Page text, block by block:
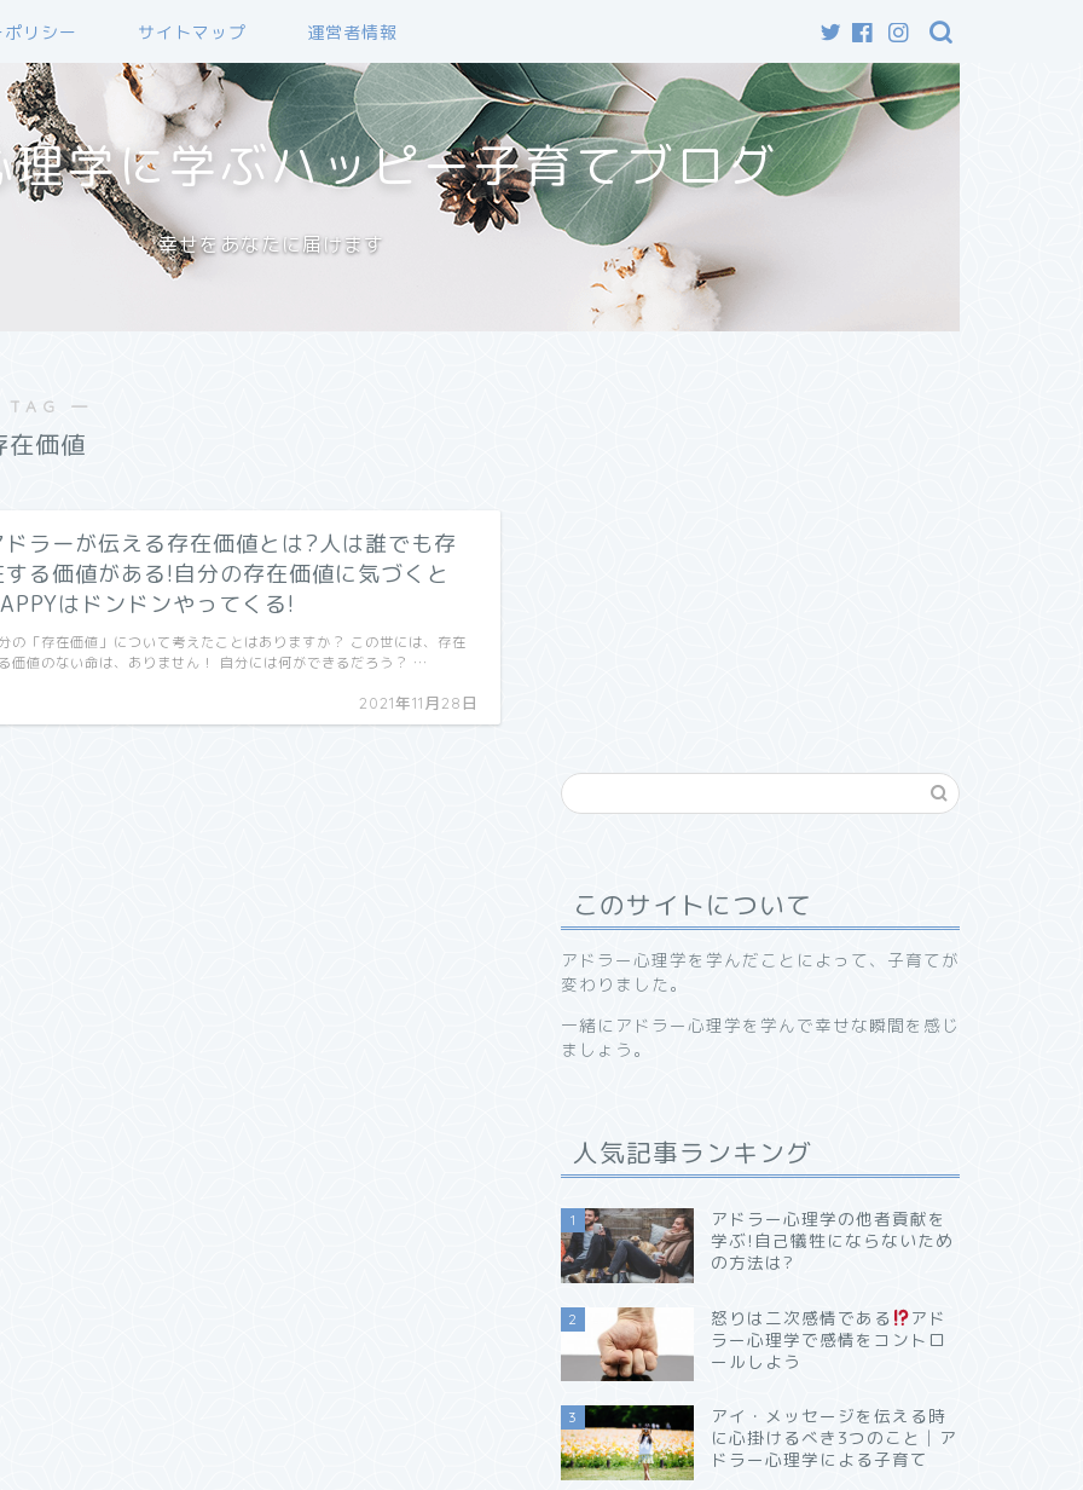
リシー サイトマップ 運営者情報
理学に学ぶハッピー子育てブログ
幸せをあなたに届けます
―
在価値
ドラーが伝える存在価値とは?人は誰でも存
する価値がある!自分の存在価値に気づくと
はドンドンやってくる!
2021年11月28日
の「存在価値」について考えたことはありますか？ この世には、存在
価値のない命は、ありません！ 自分には何ができるだろう？ …
このサイトについて
アドラー心理学を学んだことによって、子育てが
変わりました。
一緒にアドラー心理学を学んで幸せな瞬間を感じ
ましょう。
人気記事ランキング
1
アドラー心理学の他者貢献を
学ぶ!自己犠牲にならないため
の方法は?
2 怒りは二次感情である
アド
ラー心理学で感情をコントロ
ールしよう
3
アイ・メッセージを伝える時
に心掛けるべき3つのこと│ア
ドラー心理学による子育て